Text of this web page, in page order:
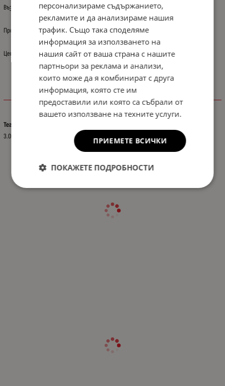
Възможно е снимката да не отговаря на описанието.
Произход: Полша
Цената е за: 1 бр.
Характеристики
Тегло (кг.)
3.00
персонализираме съдържанието,
рекламите и да анализираме нашия
трафик. Също така споделяме
информация за използването на
нашия сайт от ваша страна с нашите
партньори за реклама и анализи,
които може да я комбинират с друга
информация, която сте им
предоставили или която са събрали от
вашето използване на техните услуги.
ПРИЕМЕТЕ ВСИЧКИ
ПОКАЖЕТЕ ПОДРОБНОСТИ